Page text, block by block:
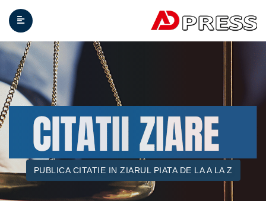
PUBLICA CITATIE IN ZIARUL PIATA DE LA A LA Z